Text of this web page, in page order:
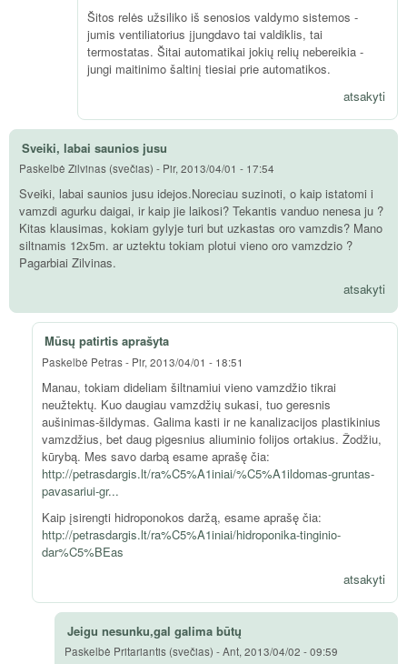
Šitos relės užsiliko iš senosios valdymo sistemos -
jumis ventiliatorius įjungdavo tai valdiklis, tai
termostatas. Šitai automatikai jokių relių nebereikia -
jungi maitinimo šaltinį tiesiai prie automatikos.
atsakyti
Sveiki, labai saunios jusu
Paskelbė Zilvinas (svečias) - Pir, 2013/04/01 - 17:54
Sveiki, labai saunios jusu idejos.Noreciau suzinoti, o kaip istatomi i
vamzdi agurku daigai, ir kaip jie laikosi? Tekantis vanduo nenesa ju ?
Kitas klausimas, kokiam gylyje turi but uzkastas oro vamzdis? Mano
siltnamis 12x5m. ar uztektu tokiam plotui vieno oro vamzdzio ?
Pagarbiai Zilvinas.
atsakyti
Mūsų patirtis aprašyta
Paskelbė Petras- Pir, 2013/04/01 - 18:51
Manau, tokiam dideliam šiltnamiui vieno vamzdžio tikrai
neužtektų. Kuo daugiau vamzdžių sukasi, tuo geresnis
aušinimas-šildymas. Galima kasti ir ne kanalizacijos plastikinius
vamzdžius, bet daug pigesnius aliuminio folijos ortakius. Žodžiu,
kūrybą. Mes savo darbą esame aprašę čia:
http://petrasdargis.lt/ra%C5%A1iniai/%C5%A1ildomas-gruntas-
pavasariui-gr...
Kaip įsirengti hidroponokos daržą, esame aprašę čia:
http://petrasdargis.lt/ra%C5%A1iniai/hidroponika-tinginio-
dar%C5%BEas
atsakyti
Jeigu nesunku,gal galima būtų
Paskelbė Pritariantis (svečias) -Ant, 2013/04/02 - 09:59